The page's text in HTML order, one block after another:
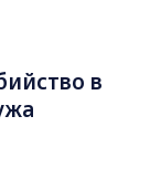
в